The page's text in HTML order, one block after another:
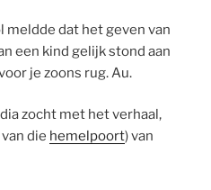
meldde dat het geven van
een kind gelijk stond aan
je zoons rug. Au.
zocht met het verhaal,
die hemelpoort) van